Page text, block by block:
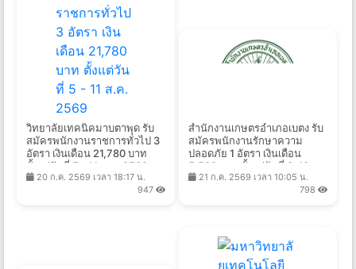
วิทยาลัยเทคนิคมาบตาพุด รับ
สมัครพนักงานราชการทั่วไป 3
อัตรา เงินเดือน 21,780 บาท
ตั้งแต่วันที่ 5 - 11 ส.ค. 2569
20 ก.ค. 2569 เวลา 18:17 น.
947
สำนักงานเกษตรอำเภอเบตง รับ
สมัครพนักงานรักษาความ
ปลอดภัย 1 อัตรา เงินเดือน
5,500 บาท ตั้งแต่วันที่ 3-13
ส.ค. 2569
21 ก.ค. 2569 เวลา 10:05 น.
798